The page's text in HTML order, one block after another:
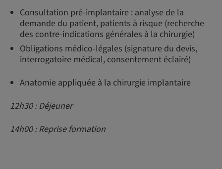
Consultation pré-implantaire : analyse de la
demande du patient, patients à risque (recherche
des contre-indications générales à la chirurgie)
Obligations médico-légales (signature du devis,
interrogatoire médical, consentement éclairé)
Anatomie appliquée à la chirurgie implantaire
12h30 : Déjeuner
14h00 : Reprise formation